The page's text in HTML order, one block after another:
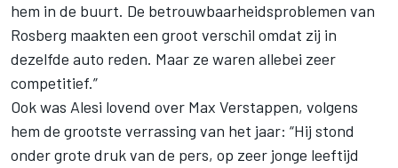
hem in de buurt. De betrouwbaarheidsproblemen van
Rosberg maakten een groot verschil omdat zij in
dezelfde auto reden. Maar ze waren allebei zeer
competitief.”
Ook was Alesi lovend over Max Verstappen, volgens
hem de grootste verrassing van het jaar: “Hij stond
onder grote druk van de pers, op zeer jonge leeftijd